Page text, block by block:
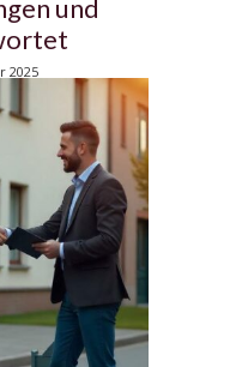
und
2025